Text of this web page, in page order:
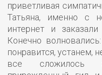
приветливая
Татьяна, именно с
интернет и
Конечно
понравится, устанем,
все сложилось